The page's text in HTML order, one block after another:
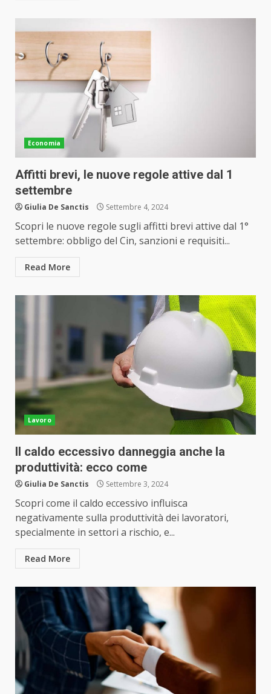
Economia
Affitti brevi, le nuove regole attive dal 1
settembre
Giulia De Sanctis Settembre 4, 2024
Scopri le nuove regole sugli affitti brevi attive dal 1°
settembre: obbligo del Cin, sanzioni e requisiti...
Read More
Lavoro
Il caldo eccessivo danneggia anche la
produttività: ecco come
Giulia De Sanctis Settembre 3, 2024
Scopri come il caldo eccessivo influisca
negativamente sulla produttività dei lavoratori,
specialmente in settori a rischio, e...
Read More